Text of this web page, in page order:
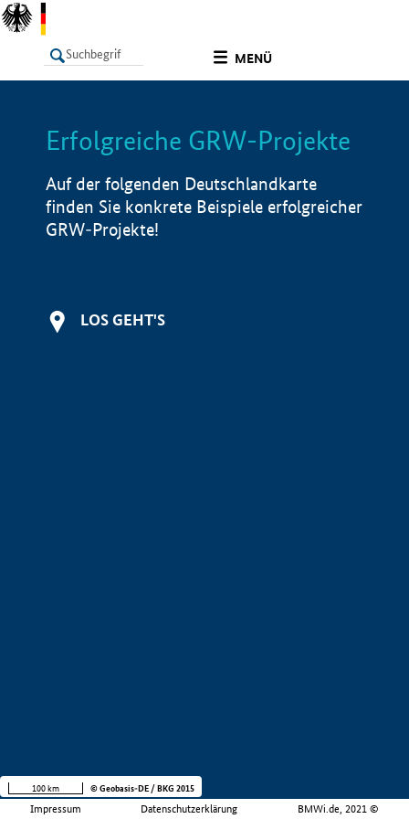
MENÜ
LISTE Info
Erfolgreiche GRW-Projekte
Auf der folgenden Deutschlandkarte
finden Sie konkrete Beispiele erfolgreicher
GRW-Projekte!
LOS GEHT'S
Impressum Datenschutzerklärung BMWi.de, 2021 ©
100 km © Geobasis-DE / BKG 2015